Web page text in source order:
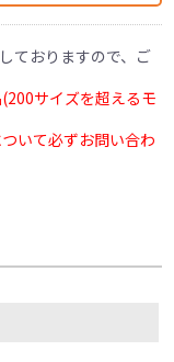
ておりますので、ご
サイズを超えるモ
いて必ずお問い合わ